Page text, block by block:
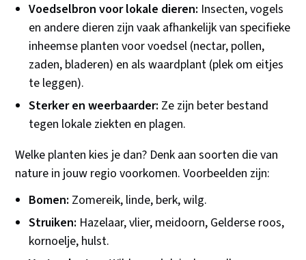
Voedselbron voor lokale dieren: Insecten, vogels
en andere dieren zijn vaak afhankelijk van specifieke
inheemse planten voor voedsel (nectar, pollen,
zaden, bladeren) en als waardplant (plek om eitjes
te leggen).
Sterker en weerbaarder: Ze zijn beter bestand
tegen lokale ziekten en plagen.
Welke planten kies je dan? Denk aan soorten die van
nature in jouw regio voorkomen. Voorbeelden zijn:
Bomen: Zomereik, linde, berk, wilg.
Struiken: Hazelaar, vlier, meidoorn, Gelderse roos,
kornoelje, hulst.